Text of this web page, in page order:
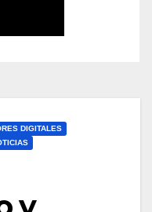
DIGITALES